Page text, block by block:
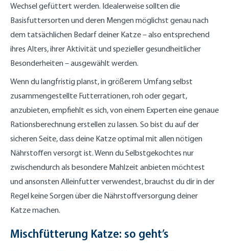
Wechsel gefüttert werden. Idealerweise sollten die
Basisfuttersorten und deren Mengen möglichst genau nach
dem tatsächlichen Bedarf deiner Katze – also entsprechend
ihres Alters, ihrer Aktivität und spezieller gesundheitlicher
Besonderheiten – ausgewählt werden.
Wenn du langfristig planst, in größerem Umfang selbst
zusammengestellte Futterrationen, roh oder gegart,
anzubieten, empfiehlt es sich, von einem Experten eine genaue
Rationsberechnung erstellen zu lassen. So bist du auf der
sicheren Seite, dass deine Katze optimal mit allen nötigen
Nährstoffen versorgt ist. Wenn du Selbstgekochtes nur
zwischendurch als besondere Mahlzeit anbieten möchtest
und ansonsten Alleinfutter verwendest, brauchst du dir in der
Regel keine Sorgen über die Nährstoffversorgung deiner
Katze machen.
Mischfütterung Katze: so geht’s